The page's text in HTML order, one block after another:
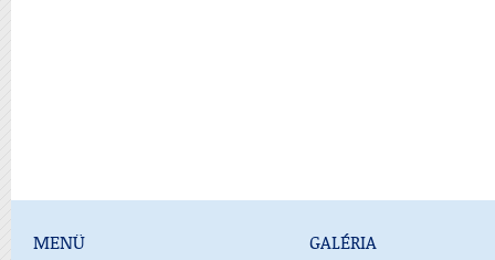
MENÜ GALÉRIA